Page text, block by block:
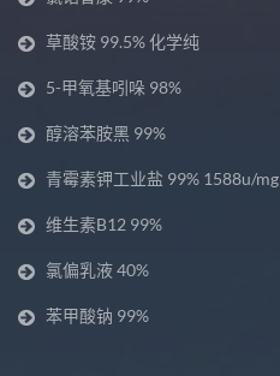
草酸铵 99.5% 化学纯
5-甲氧基吲哚 98%
醇溶苯胺黑 99%
青霉素钾工业盐 99% 1588u/mg
维生素B12 99%
氯偏乳液 40%
苯甲酸钠 99%